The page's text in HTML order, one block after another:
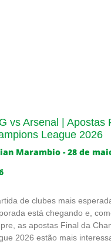
vs Arsenal | Apostas
League 2026
Marambio
28 de
de clubes mais
está chegando e,
as apostas Final da
2026 estão mais